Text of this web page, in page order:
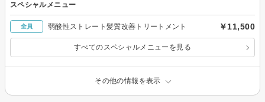
スペシャルメニュー
全員 弱酸性ストレート髪質改善トリートメント ￥11,500
すべてのスペシャルメニューを見る
その他の情報を表示